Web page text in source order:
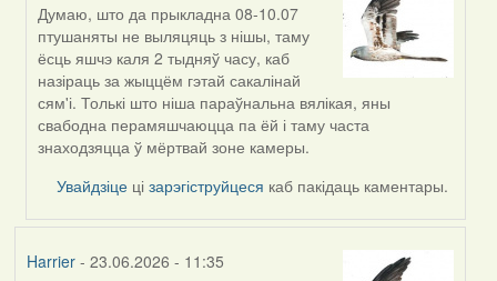
In
reply
to
by
nasta
Думаю, што да прыкладна 08-10.07
птушаняты не выляцяць з нішы, таму
ёсць яшчэ каля 2 тыдняў часу, каб
назіраць за жыццём гэтай сакалінай
сям'і. Толькі што ніша параўнальна вялікая, яны
свабодна перамяшчаюцца па ёй і таму часта
знаходзяцца ў мёртвай зоне камеры.
Увайдзіце цізарэгіструйцеся каб пакідаць каментары.
Harrier- 23.06.2026 - 11:35